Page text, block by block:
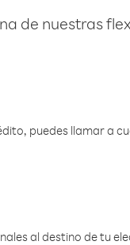
de nuestras
puedes llamar a
al destino de tu